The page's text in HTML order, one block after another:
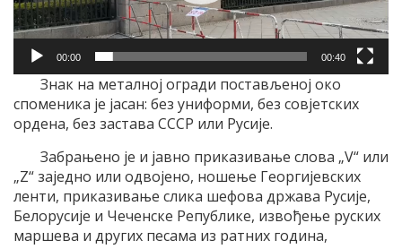
00:00 00:40
Знак на металној огради постављеној око
споменика је јасан: без униформи, без совјетских
ордена, без застава СССР или Русије.
Забрањено је и јавно приказивање слова „V“ или
„Z“ заједно или одвојено, ношење Георгијевских
ленти, приказивање слика шефова држава Русије,
Белорусије и Чеченске Републике, извођење руских
маршева и других песама из ратних година,